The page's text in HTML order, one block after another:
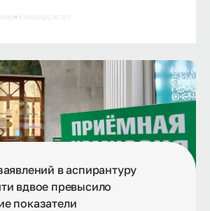
в аспирантуру
вдвое превысило
показатели